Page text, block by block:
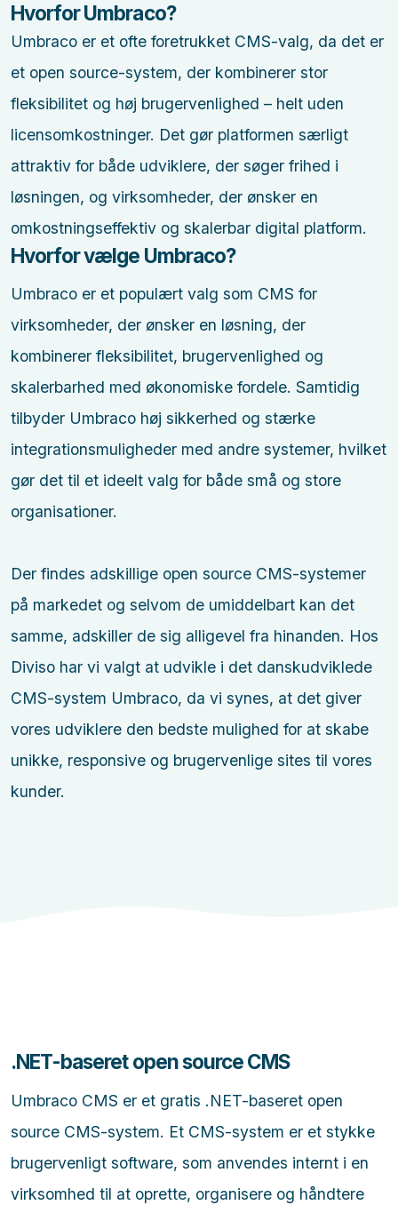
Hvorfor Umbraco?
Umbraco er et ofte foretrukket CMS-valg, da det er
et open source-system, der kombinerer stor
fleksibilitet og høj brugervenlighed – helt uden
licensomkostninger. Det gør platformen særligt
attraktiv for både udviklere, der søger frihed i
løsningen, og virksomheder, der ønsker en
omkostningseffektiv og skalerbar digital platform.
Hvorfor vælge Umbraco?
Umbraco er et populært valg som CMS for
virksomheder, der ønsker en løsning, der
kombinerer fleksibilitet, brugervenlighed og
skalerbarhed med økonomiske fordele. Samtidig
tilbyder Umbraco høj sikkerhed og stærke
integrationsmuligheder med andre systemer, hvilket
gør det til et ideelt valg for både små og store
organisationer.
Der findes adskillige open source CMS-systemer
på markedet og selvom de umiddelbart kan det
samme, adskiller de sig alligevel fra hinanden. Hos
Diviso har vi valgt at udvikle i det danskudviklede
CMS-system Umbraco, da vi synes, at det giver
vores udviklere den bedste mulighed for at skabe
unikke, responsive og brugervenlige sites til vores
kunder.
.NET-baseret open source CMS
Umbraco CMS er et gratis .NET-baseret open
source CMS-system. Et CMS-system er et stykke
brugervenligt software, som anvendes internt i en
virksomhed til at oprette, organisere og håndtere